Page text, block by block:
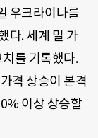
우크라이나를
다. 세계 밀 가
를 기록했다.
격 상승이 본격
이상 상승할